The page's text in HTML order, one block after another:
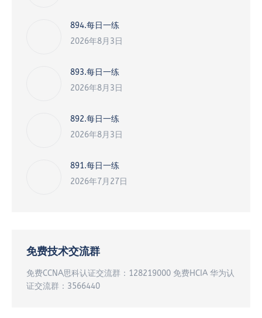
894.每日一练
2026年8月3日
893.每日一练
2026年8月3日
892.每日一练
2026年8月3日
891.每日一练
2026年7月27日
免费技术交流群
免费CCNA思科认证交流群：128219000 免费HCIA 华为认
证交流群：3566440